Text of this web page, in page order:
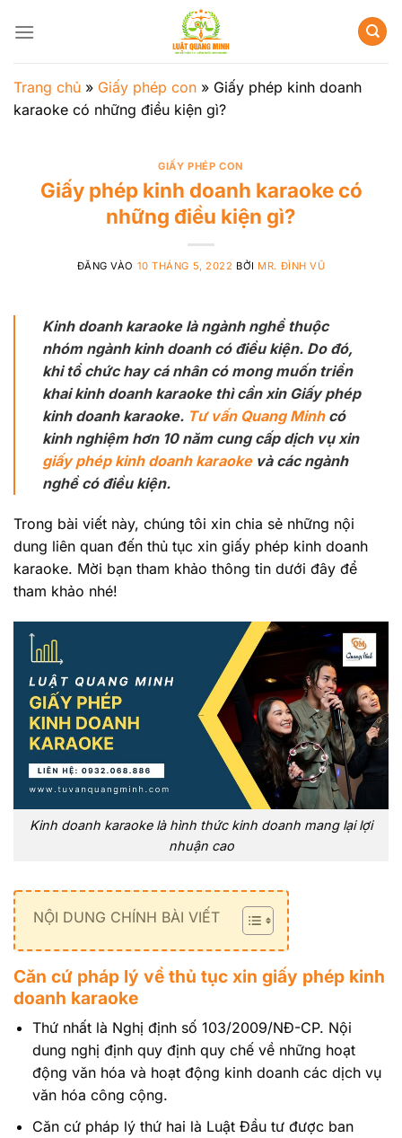
qua
dung
Trang chủ » Giấy phép con » Giấy phép kinh doanh
karaoke có những điều kiện gì?
GIẤY PHÉP CON
Giấy phép kinh doanh karaoke có
những điều kiện gì?
ĐĂNG VÀO 10 THÁNG 5, 2022 BỞI MR. ĐÌNH VŨ
Kinh doanh karaoke là ngành nghề thuộc
nhóm ngành kinh doanh có điều kiện. Do đó,
khi tổ chức hay cá nhân có mong muốn triển
khai kinh doanh karaoke thì cần xin Giấy phép
kinh doanh karaoke. Tư vấn Quang Minhcó
kinh nghiệm hơn 10 năm cung cấp dịch vụ xin
giấy phép kinh doanh karaokevà các ngành
nghề có điều kiện.
Trong bài viết này, chúng tôi xin chia sẻ những nội
dung liên quan đến thủ tục xin giấy phép kinh doanh
karaoke. Mời bạn tham khảo thông tin dưới đây để
tham khảo nhé!
Kinh doanh karaoke là hình thức kinh doanh mang lại lợi
nhuận cao
NỘI DUNG CHÍNH BÀI VIẾT
Căn cứ pháp lý về thủ tục xin giấy phép kinh
doanh karaoke
Thứ nhất là Nghị định số 103/2009/NĐ-CP. Nội
dung nghị định quy định quy chế về những hoạt
động văn hóa và hoạt động kinh doanh các dịch vụ
văn hóa công cộng.
Căn cứ pháp lý thứ hai là Luật Đầu tư được ban